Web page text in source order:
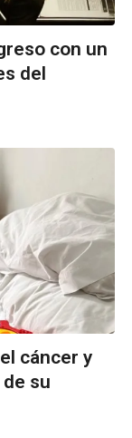
con un
del
cáncer y
su